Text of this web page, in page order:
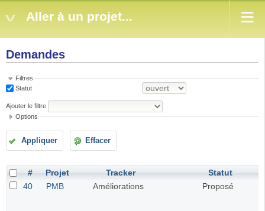
Aller à un projet...
Demandes
Filtres
Statut
Ajouter le filtre
Options
Appliquer Effacer
# Projet Tracker
Statut
40
PMB Améliorations Proposé